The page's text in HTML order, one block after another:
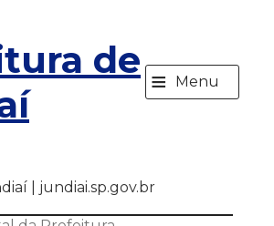
de ≡ Menu
| jundiai.sp.gov.br